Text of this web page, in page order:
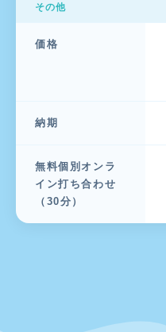
その他
価格
納期
無料個別オンラ
イン打ち合わせ
（30分）